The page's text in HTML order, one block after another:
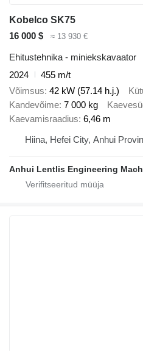
Kobelco SK75
16 000 $
≈ 13 930 €
Ehitustehnika - miniekskavaator
2024
455 m/t
Võimsus 42 kW (57.14 h.j.)
Kandevõime 7 000 kg
Kaevamisraadius 6,46 m
Hiina, Hefei City, Anhui